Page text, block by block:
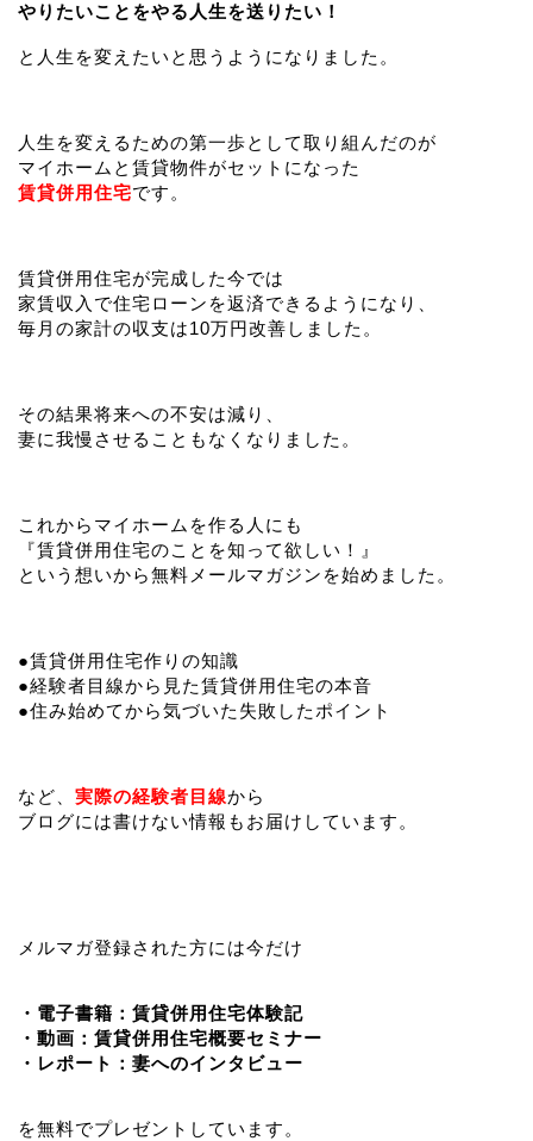
やりたいことをやる人生を送りたい！
と人生を変えたいと思うようになりました。
人生を変えるための第一歩として取り組んだのが
マイホームと賃貸物件がセットになった
賃貸併用住宅です。
賃貸併用住宅が完成した今では
家賃収入で住宅ローンを返済できるようになり、
毎月の家計の収支は10万円改善しました。
その結果将来への不安は減り、
妻に我慢させることもなくなりました。
これからマイホームを作る人にも
『賃貸併用住宅のことを知って欲しい！』
という想いから無料メールマガジンを始めました。
●賃貸併用住宅作りの知識
●経験者目線から見た賃貸併用住宅の本音
●住み始めてから気づいた失敗したポイント
など、 実際の経験者目線から
ブログには書けない情報もお届けしています。
メルマガ登録された方には今だけ
・電子書籍：賃貸併用住宅体験記
・動画：賃貸併用住宅概要セミナー
・レポート：妻へのインタビュー
を無料でプレゼントしています。